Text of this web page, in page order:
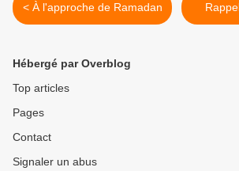
< À l'approche de Ramadan
Hébergé par Overblog
Top articles
Pages
Contact
Signaler un abus